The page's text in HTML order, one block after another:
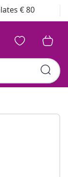
€ 80